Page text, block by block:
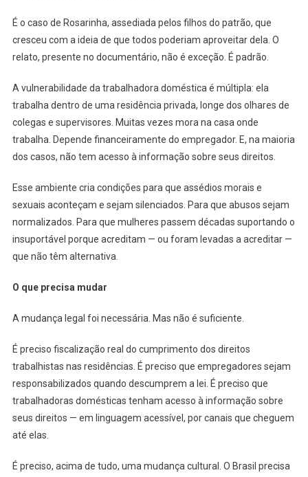
É o caso de Rosarinha, assediada pelos filhos do patrão, que
cresceu com a ideia de que todos poderiam aproveitar dela. O
relato, presente no documentário, não é exceção. É padrão.
A vulnerabilidade da trabalhadora doméstica é múltipla: ela
trabalha dentro de uma residência privada, longe dos olhares de
colegas e supervisores. Muitas vezes mora na casa onde
trabalha. Depende financeiramente do empregador. E, na maioria
dos casos, não tem acesso à informação sobre seus direitos.
Esse ambiente cria condições para que assédios morais e
sexuais aconteçam e sejam silenciados. Para que abusos sejam
normalizados. Para que mulheres passem décadas suportando o
insuportável porque acreditam — ou foram levadas a acreditar —
que não têm alternativa.
O que precisa mudar
A mudança legal foi necessária. Mas não é suficiente.
É preciso fiscalização real do cumprimento dos direitos
trabalhistas nas residências. É preciso que empregadores sejam
responsabilizados quando descumprem a lei. É preciso que
trabalhadoras domésticas tenham acesso à informação sobre
seus direitos — em linguagem acessível, por canais que cheguem
até elas.
É preciso, acima de tudo, uma mudança cultural. O Brasil precisa